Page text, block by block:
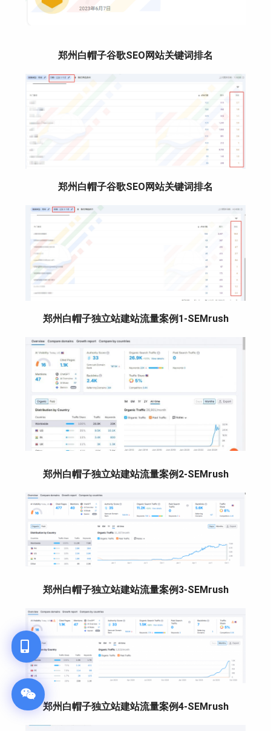
郑州白帽子谷歌SEO网站关键词排名
郑州白帽子谷歌SEO网站关键词排名
郑州白帽子独立站建站流量案例1-SEMrush
郑州白帽子独立站建站流量案例2-SEMrush
郑州白帽子独立站建站流量案例3-SEMrush
郑州白帽子独立站建站流量案例4-SEMrush